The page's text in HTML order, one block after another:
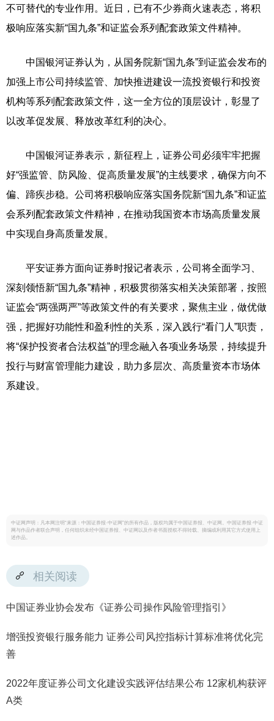
不可替代的专业作用。近日，已有不少券商火速表态，将积
极响应落实新“国九条”和证监会系列配套政策文件精神。
中国银河证券认为，从国务院新“国九条”到证监会发布的
加强上市公司持续监管、加快推进建设一流投资银行和投资
机构等系列配套政策文件，这一全方位的顶层设计，彰显了
以改革促发展、释放改革红利的决心。
中国银河证券表示，新征程上，证券公司必须牢牢把握
好“强监管、防风险、促高质量发展”的主线要求，确保方向不
偏、蹄疾步稳。公司将积极响应落实国务院新“国九条”和证监
会系列配套政策文件精神，在推动我国资本市场高质量发展
中实现自身高质量发展。
平安证券方面向证券时报记者表示，公司将全面学习、
深刻领悟新“国九条”精神，积极贯彻落实相关决策部署，按照
证监会“两强两严”等政策文件的有关要求，聚焦主业，做优做
强，把握好功能性和盈利性的关系，深入践行“看门人”职责，
将“保护投资者合法权益”的理念融入各项业务场景，持续提升
投行与财富管理能力建设，助力多层次、高质量资本市场体
系建设。
中证网声明：凡本网注明“来源：中国证券报·中证网”的所有作品，版权均属于中国证券报、中证网。中国证券报·中证
网与作品作者联合声明，任何组织未经中国证券报、中证网以及作者书面授权不得转载、摘编或利用其它方式使用上
述作品。
相关阅读
中国证券业协会发布《证券公司操作风险管理指引》
增强投资银行服务能力 证券公司风控指标计算标准将优化完
善
2022年度证券公司文化建设实践评估结果公布 12家机构获评
A类